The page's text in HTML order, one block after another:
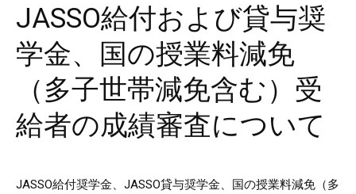
JASSO給付および貸与奨
学金、国の授業料減免
（多子世帯減免含む）受
給者の成績審査について
JASSO給付奨学金、 JASSO貸与奨学金、国の授業料減免（多